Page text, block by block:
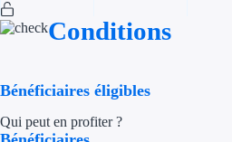
Conditions
Bénéficiaires éligibles
Qui peut en profiter ?